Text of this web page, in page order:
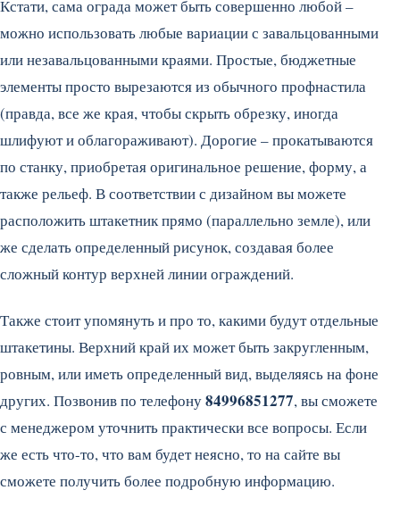
Кстати, сама ограда может быть совершенно любой –
можно использовать любые вариации с завальцованными
или незавальцованными краями. Простые, бюджетные
элементы просто вырезаются из обычного профнастила
(правда, все же края, чтобы скрыть обрезку, иногда
шлифуют и облагораживают). Дорогие – прокатываются
по станку, приобретая оригинальное решение, форму, а
также рельеф. В соответствии с дизайном вы можете
расположить штакетник прямо (параллельно земле), или
же сделать определенный рисунок, создавая более
сложный контур верхней линии ограждений.
Также стоит упомянуть и про то, какими будут отдельные
штакетины. Верхний край их может быть закругленным,
ровным, или иметь определенный вид, выделяясь на фоне
других. Позвонив по телефону84996851277, вы сможете
с менеджером уточнить практически все вопросы. Если
же есть что-то, что вам будет неясно, то на сайте вы
сможете получить более подробную информацию.